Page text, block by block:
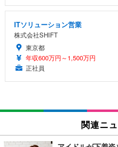
ITソリューション営業
株式会社SHIFT
東京都
年収600万円～1,500万円
正社員
関連ニ